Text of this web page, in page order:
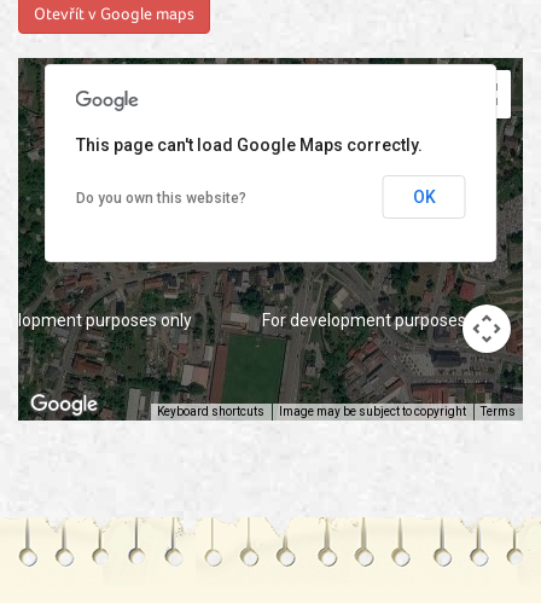
Otevřít v Google maps
purposes only For development purposes only
purposes only
Keyboard shortcuts Image may be subject to copyright Terms
This page can't load Google Maps correctly.
Do you own this website? OK